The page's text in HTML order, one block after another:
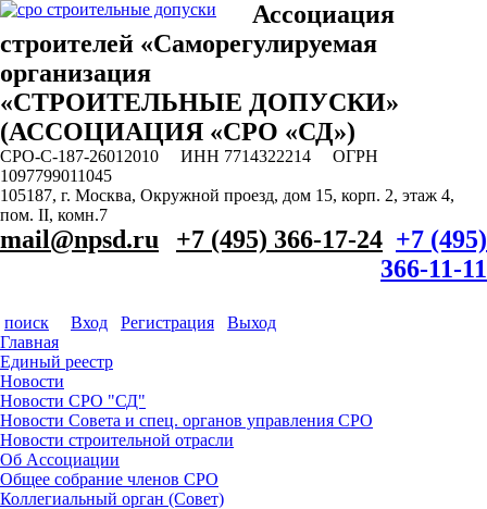
Ассоциация
строителей «Саморегулируемая
организация
«СТРОИТЕЛЬНЫЕ ДОПУСКИ»
(АССОЦИАЦИЯ «СРО «СД»)
СРО-С-187-26012010 ИНН 7714322214 ОГРН
1097799011045
105187, г. Москва, Окружной проезд, дом 15, корп. 2, этаж 4,
пом. II, комн.7
mail@npsd.ru +7 (495) 366-17-24 +7 (495)
366-11-11
поиск Вход Регистрация
Выход
Главная
Единый реестр
Новости
Новости СРО "СД"
Новости Совета и спец. органов управления СРО
Новости строительной отрасли
Об Ассоциации
Общее собрание членов СРО
Коллегиальный орган (Совет)